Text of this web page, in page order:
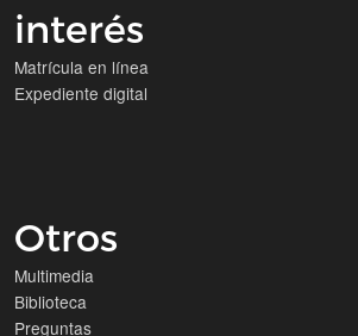
interés
Matrícula en línea
Expediente digital
Otros
Multimedia
Biblioteca
Preguntas